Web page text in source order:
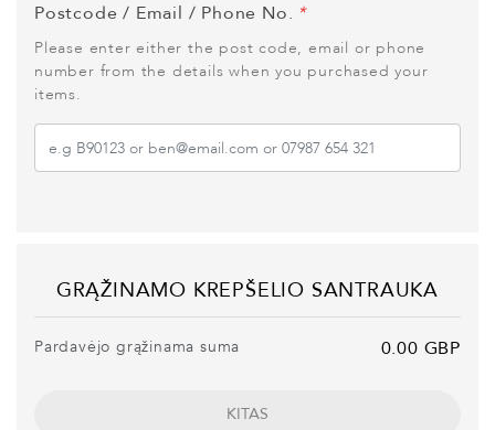
Postcode / Email / Phone No. *
Please enter either the post code, email or phone
number from the details when you purchased your
items.
GRĄŽINAMO KREPŠELIO SANTRAUKA
Pardavėjo grąžinama suma 0.00 GBP
KITAS